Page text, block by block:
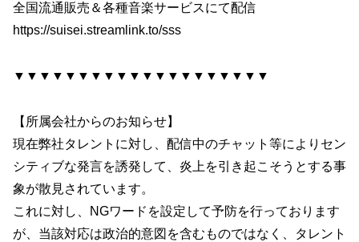
全国流通販売＆各種音楽サービスにて配信
https://suisei.streamlink.to/sss
▼▼▼▼▼▼▼▼▼▼▼▼▼▼▼▼▼▼▼▼
【所属会社からのお知らせ】
現在弊社タレントに対し、配信中のチャット等によりセン
シティブな発言を誘発して、炎上を引き起こそうとする事
象が散見されています。
これに対し、NGワードを設定して予防を行っております
が、当該対応は政治的意図を含むものではなく、タレント